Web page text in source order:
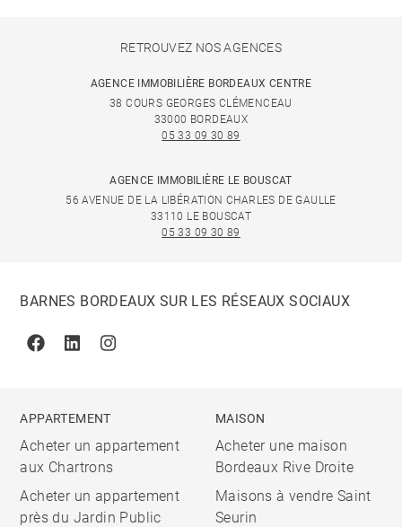
RETROUVEZ NOS AGENCES
AGENCE IMMOBILIÈRE BORDEAUX CENTRE
38 COURS GEORGES CLÉMENCEAU
33000 BORDEAUX
05 33 09 30 89
AGENCE IMMOBILIÈRE LE BOUSCAT
56 AVENUE DE LA LIBÉRATION CHARLES DE GAULLE
33110 LE BOUSCAT
05 33 09 30 89
BARNES BORDEAUX SUR LES RÉSEAUX SOCIAUX
FacebookLinkedinInstagram
APPARTEMENT
Acheter un appartement
aux Chartrons
Acheter un appartement
près du Jardin Public
MAISON
Acheter une maison
Bordeaux Rive Droite
Maisons à vendre Saint
Seurin